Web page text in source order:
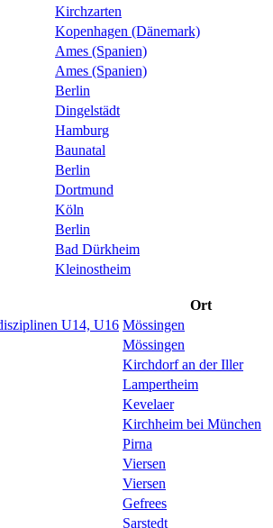
Kirchzarten
Kopenhagen (Dänemark)
Ames (Spanien)
Ames (Spanien)
Berlin
Dingelstädt
Hamburg
Baunatal
Berlin
Dortmund
Köln
Berlin
Bad Dürkheim
Kleinostheim
Ort
U14, U16 Mössingen
Mössingen
Kirchdorf an der Iller
Lampertheim
Kevelaer
Kirchheim bei München
Pirna
Viersen
Viersen
Gefrees
Sarstedt